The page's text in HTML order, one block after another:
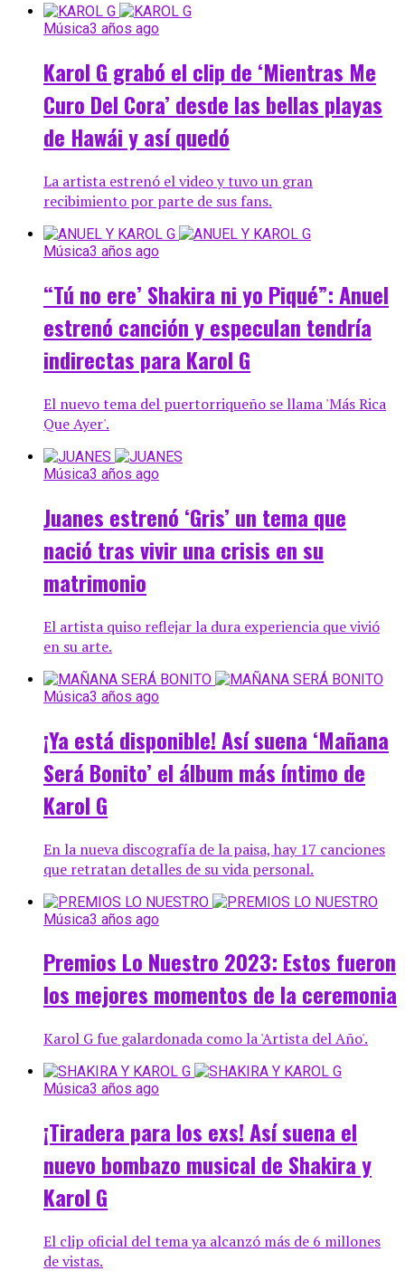
Música3 años ago
Karol G grabó el clip de ‘Mientras Me
Curo Del Cora’ desde las bellas playas
de Hawái y así quedó
La artista estrenó el video y tuvo un gran
recibimiento por parte de sus fans.
Música3 años ago
“Tú no ere’ Shakira ni yo Piqué”: Anuel
estrenó canción y especulan tendría
indirectas para Karol G
El nuevo tema del puertorriqueño se llama 'Más Rica
Que Ayer'.
Música3 años ago
Juanes estrenó ‘Gris’ un tema que
nació tras vivir una crisis en su
matrimonio
El artista quiso reflejar la dura experiencia que vivió
en su arte.
Música3 años ago
¡Ya está disponible! Así suena ‘Mañana
Será Bonito’ el álbum más íntimo de
Karol G
En la nueva discografía de la paisa, hay 17 canciones
que retratan detalles de su vida personal.
Música3 años ago
Premios Lo Nuestro 2023: Estos fueron
los mejores momentos de la ceremonia
Karol G fue galardonada como la 'Artista del Año'.
Música3 años ago
¡Tiradera para los exs! Así suena el
nuevo bombazo musical de Shakira y
Karol G
El clip oficial del tema ya alcanzó más de 6 millones
de vistas.